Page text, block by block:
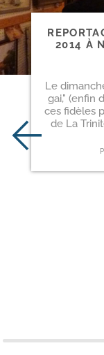
2014 À
Le
gai," (enfin
ces fidèles
de La